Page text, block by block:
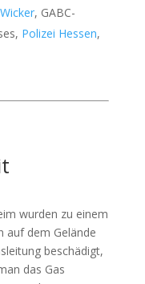
, GABC-
Polizei Hessen,
wurden zu einem
auf dem Gelände
beschädigt,
das Gas